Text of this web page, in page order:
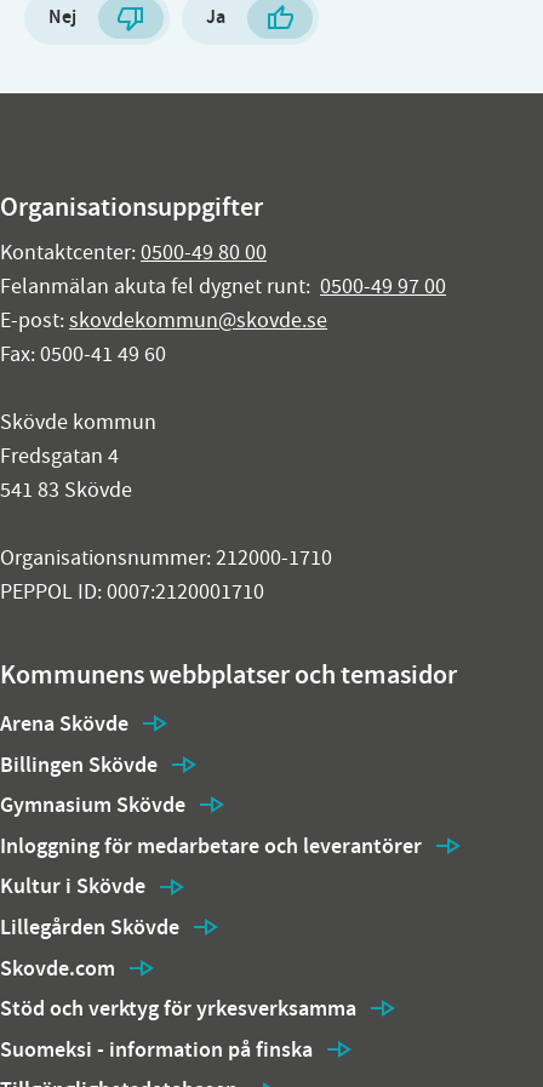
Nej
Ja
Organisationsuppgifter
Kontaktcenter:0500-49 80 00
Felanmälan akuta fel dygnet runt: 0500-49 97 00
E-post:skovdekommun@skovde.se
Fax: 0500-41 49 60
Skövde kommun
Fredsgatan 4
541 83 Skövde
Organisationsnummer: 212000-1710
PEPPOL ID: 0007:2120001710
Kommunens webbplatser och temasidor
Arena Skövde
Billingen Skövde
Gymnasium Skövde
Inloggning för medarbetare och leverantörer
Kultur i Skövde
Lillegården Skövde
Skovde.com
Stöd och verktyg för yrkesverksamma
Suomeksi - information på finska